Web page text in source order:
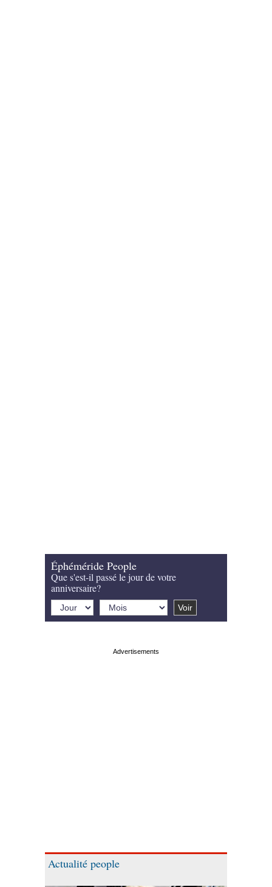
Éphéméride People
Que s'est-il passé le jour de votre
anniversaire?
Actualité people